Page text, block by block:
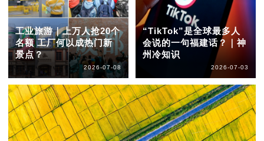
工业旅游｜上万人抢20个
名额 工厂何以成热门新
景点？
2026-07-08
“TikTok”是全球最多人
会说的一句福建话？｜神
州冷知识
2026-07-03